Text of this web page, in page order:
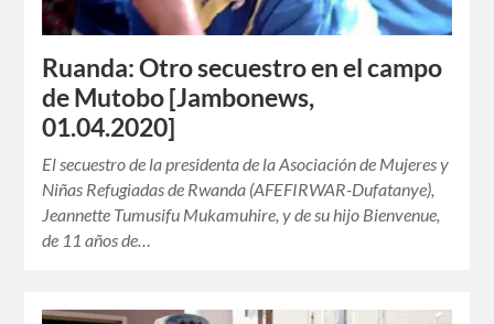
Ruanda: Otro secuestro en el campo
de Mutobo [Jambonews,
01.04.2020]
El secuestro de la presidenta de la Asociación de Mujeres y
Niñas Refugiadas de Rwanda (AFEFIRWAR-Dufatanye),
Jeannette Tumusifu Mukamuhire, y de su hijo Bienvenue,
de 11 años de…